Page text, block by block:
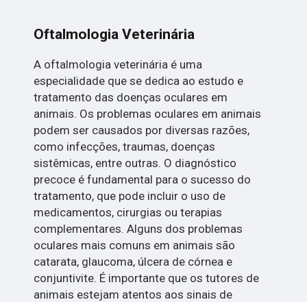
Oftalmologia Veterinária
A oftalmologia veterinária é uma
especialidade que se dedica ao estudo e
tratamento das doenças oculares em
animais. Os problemas oculares em animais
podem ser causados por diversas razões,
como infecções, traumas, doenças
sistêmicas, entre outras. O diagnóstico
precoce é fundamental para o sucesso do
tratamento, que pode incluir o uso de
medicamentos, cirurgias ou terapias
complementares. Alguns dos problemas
oculares mais comuns em animais são
catarata, glaucoma, úlcera de córnea e
conjuntivite. É importante que os tutores de
animais estejam atentos aos sinais de